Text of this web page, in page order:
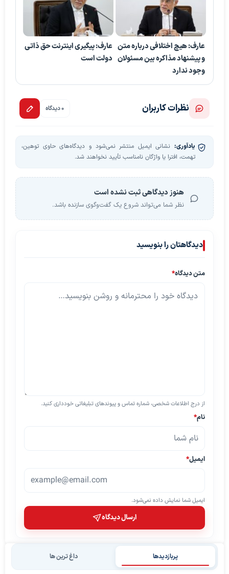
عارف: هیچ اختلافی درباره متن
و پیشنهاد مذاکره بین مسئولان
وجود ندارد
عارف: پیگیری اینترنت حق ذاتی
دولت است
نظرات کاربران 0 دیدگاه
یادآوری: نشانی ایمیل منتشر نمی‌شود و دیدگاه‌های حاوی توهین،
تهمت، افترا یا واژگان نامناسب تأیید نخواهند شد.
هنوز دیدگاهی ثبت نشده است
نظر شما می‌تواند شروع یک گفت‌وگوی سازنده باشد.
دیدگاهتان را بنویسید
متن دیدگاه*
از درج اطلاعات شخصی، شماره تماس و پیوندهای تبلیغاتی خودداری کنید.
نام*
ایمیل*
ایمیل شما نمایش داده نمی‌شود.
ارسال دیدگاه
پربازدیدها داغ ترین ها